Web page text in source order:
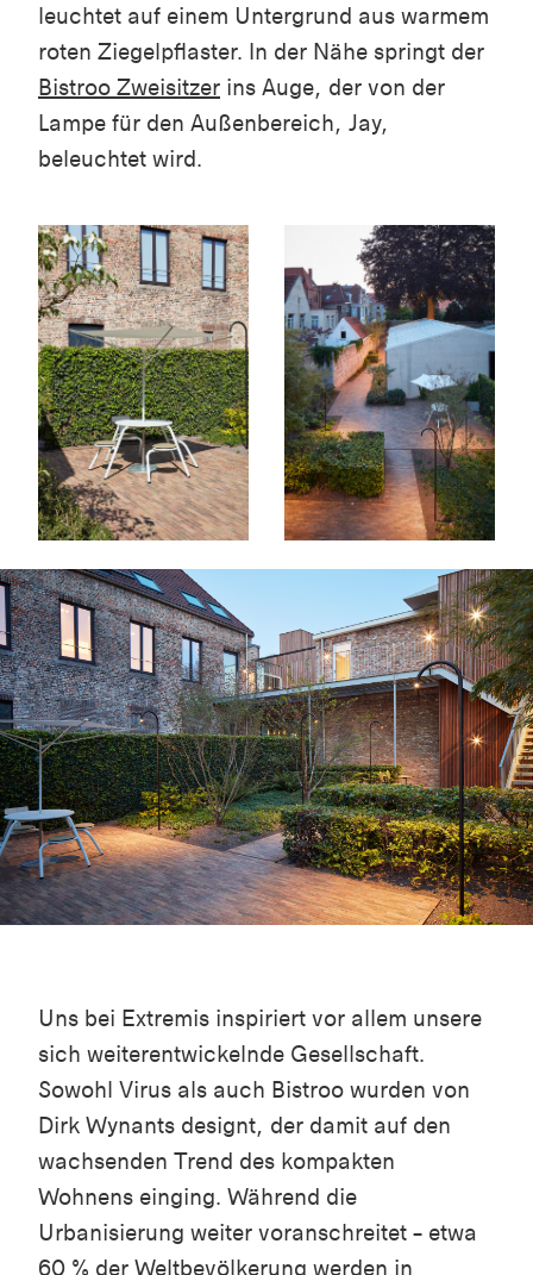
leuchtet auf einem Untergrund aus warmem
roten Ziegelpflaster. In der Nähe springt der
Bistroo Zweisitzer ins Auge, der von der
Lampe für den Außenbereich, Jay,
beleuchtet wird.
Uns bei Extremis inspiriert vor allem unsere
sich weiterentwickelnde Gesellschaft.
Sowohl Virus als auch Bistroo wurden von
Dirk Wynants designt, der damit auf den
wachsenden Trend des kompakten
Wohnens einging. Während die
Urbanisierung weiter voranschreitet – etwa
60 % der Weltbevölkerung werden in